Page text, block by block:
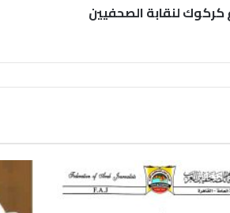
لنقابة الصحفيين